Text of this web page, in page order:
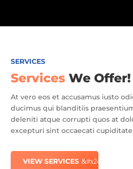
SERVICES
Services We Offer!
At vero eos et accusamus iusto
ducimus qui blanditiis
deleniti atque corrupti quos at
excepturi sint occaecati
VIEW SERVICES